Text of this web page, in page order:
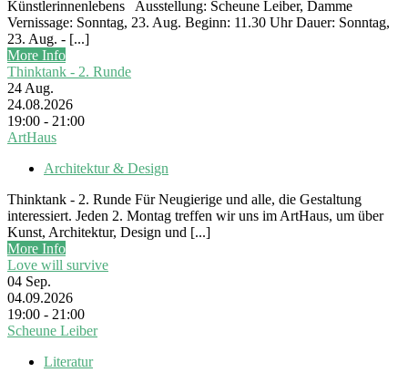
Künstlerinnenlebens Ausstellung: Scheune Leiber, Damme
Vernissage: Sonntag, 23. Aug. Beginn: 11.30 Uhr Dauer: Sonntag,
23. Aug. - [...]
More Info
Thinktank - 2. Runde
24 Aug.
24.08.2026
19:00 - 21:00
ArtHaus
Architektur & Design
Thinktank - 2. Runde Für Neugierige und alle, die Gestaltung
interessiert. Jeden 2. Montag treffen wir uns im ArtHaus, um über
Kunst, Architektur, Design und [...]
More Info
Love will survive
04 Sep.
04.09.2026
19:00 - 21:00
Scheune Leiber
Literatur